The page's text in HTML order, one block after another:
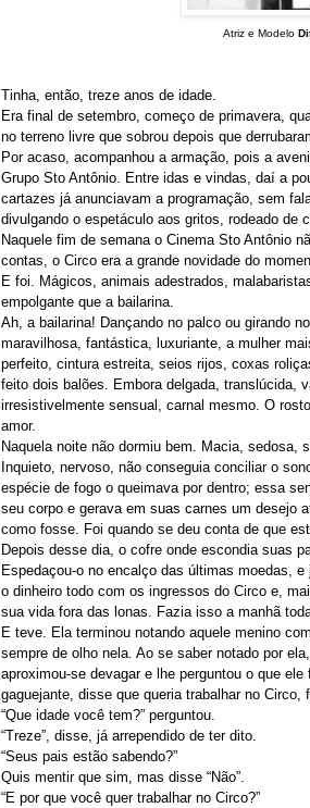
Atriz e Modelo
Tinha, então, treze anos de idade.
Era final de setembro, começo de primavera,
no terreno livre que sobrou depois que
Por acaso, acompanhou a armação, pois a
Grupo Sto Antônio. Entre idas e vindas, daí a
cartazes já anunciavam a programação, sem
divulgando o espetáculo aos gritos, rodeado de
Naquele fim de semana o Cinema Sto Antônio
contas, o Circo era a grande novidade do
E foi. Mágicos, animais adestrados,
empolgante que a bailarina.
Ah, a bailarina! Dançando no palco ou girando
maravilhosa, fantástica, luxuriante, a mulher
perfeito, cintura estreita, seios rijos, coxas
feito dois balões. Embora delgada, translúcida,
irresistivelmente sensual, carnal mesmo. O
amor.
Naquela noite não dormiu bem. Macia, sedosa,
Inquieto, nervoso, não conseguia conciliar o
espécie de fogo o queimava por dentro; essa
seu corpo e gerava em suas carnes um desejo
como fosse. Foi quando se deu conta de que
Depois desse dia, o cofre onde escondia suas
Espedaçou-o no encalço das últimas moedas,
o dinheiro todo com os ingressos do Circo e,
sua vida fora das lonas. Fazia isso a manhã
E teve. Ela terminou notando aquele menino
sempre de olho nela. Ao se saber notado por
aproximou-se devagar e lhe perguntou o que
gaguejante, disse que queria trabalhar no Circo,
“Que idade você tem?” perguntou.
“Treze”, disse, já arrependido de ter dito.
“Seus pais estão sabendo?”
Quis mentir que sim, mas disse “Não”.
“E por que você quer trabalhar no Circo?”